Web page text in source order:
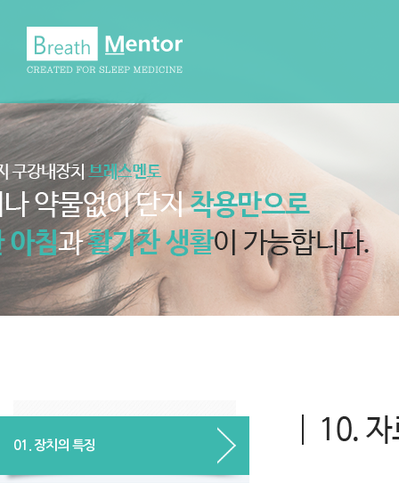
01. 장치의 특징